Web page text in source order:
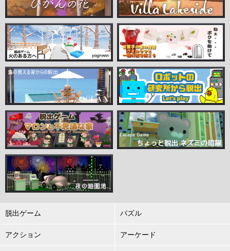
脱出ゲーム パズル
アクション アーケード